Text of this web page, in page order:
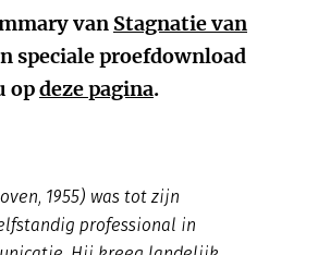
van Stagnatie van
speciale proefdownload
opdeze pagina.
1955) was tot zijn
professional in